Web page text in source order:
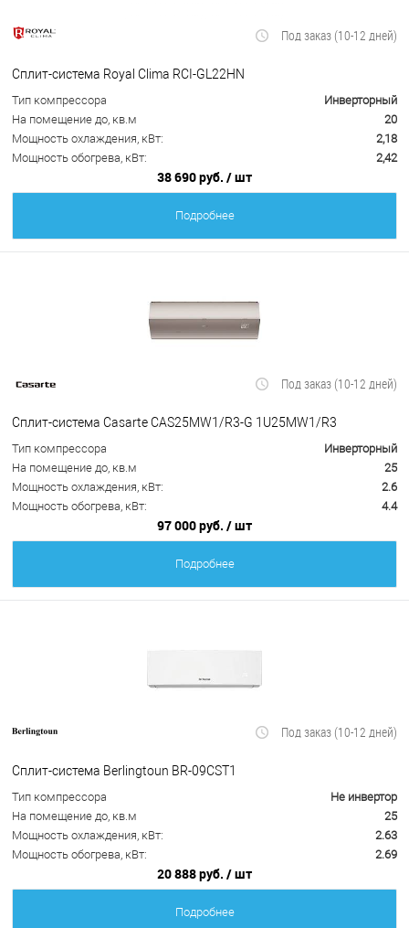
Под заказ (10-12 дней)
Сплит-система Royal Clima RCI-GL22HN
Тип компрессора
Инверторный
На помещение до, кв.м
20
Мощность охлаждения, кВт:
2,18
Мощность обогрева, кВт:
2,42
38 690 руб. / шт
Подробнее
Под заказ (10-12 дней)
Сплит-система Casarte CAS25MW1/R3-G 1U25MW1/R3
Тип компрессора
Инверторный
На помещение до, кв.м
25
Мощность охлаждения, кВт:
2.6
Мощность обогрева, кВт:
4.4
97 000 руб. / шт
Подробнее
Под заказ (10-12 дней)
Сплит-система Berlingtoun BR-09CST1
Тип компрессора
Не инвертор
На помещение до, кв.м
25
Мощность охлаждения, кВт:
2.63
Мощность обогрева, кВт:
2.69
20 888 руб. / шт
Подробнее